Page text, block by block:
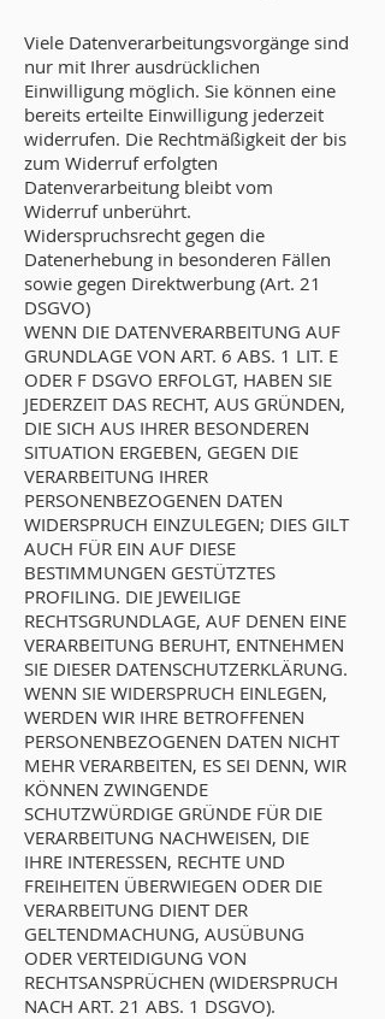
Viele Datenverarbeitungsvorgänge sind
nur mit Ihrer ausdrücklichen
Einwilligung möglich. Sie können eine
bereits erteilte Einwilligung jederzeit
widerrufen. Die Rechtmäßigkeit der bis
zum Widerruf erfolgten
Datenverarbeitung bleibt vom
Widerruf unberührt.
Widerspruchsrecht gegen die
Datenerhebung in besonderen Fällen
sowie gegen Direktwerbung (Art. 21
DSGVO)
WENN DIE DATENVERARBEITUNG AUF
GRUNDLAGE VON ART. 6 ABS. 1 LIT. E
ODER F DSGVO ERFOLGT, HABEN SIE
JEDERZEIT DAS RECHT, AUS GRÜNDEN,
DIE SICH AUS IHRER BESONDEREN
SITUATION ERGEBEN, GEGEN DIE
VERARBEITUNG IHRER
PERSONENBEZOGENEN DATEN
WIDERSPRUCH EINZULEGEN; DIES GILT
AUCH FÜR EIN AUF DIESE
BESTIMMUNGEN GESTÜTZTES
PROFILING. DIE JEWEILIGE
RECHTSGRUNDLAGE, AUF DENEN EINE
VERARBEITUNG BERUHT, ENTNEHMEN
SIE DIESER DATENSCHUTZERKLÄRUNG.
WENN SIE WIDERSPRUCH EINLEGEN,
WERDEN WIR IHRE BETROFFENEN
PERSONENBEZOGENEN DATEN NICHT
MEHR VERARBEITEN, ES SEI DENN, WIR
KÖNNEN ZWINGENDE
SCHUTZWÜRDIGE GRÜNDE FÜR DIE
VERARBEITUNG NACHWEISEN, DIE
IHRE INTERESSEN, RECHTE UND
FREIHEITEN ÜBERWIEGEN ODER DIE
VERARBEITUNG DIENT DER
GELTENDMACHUNG, AUSÜBUNG
ODER VERTEIDIGUNG VON
RECHTSANSPRÜCHEN (WIDERSPRUCH
NACH ART. 21 ABS. 1 DSGVO).